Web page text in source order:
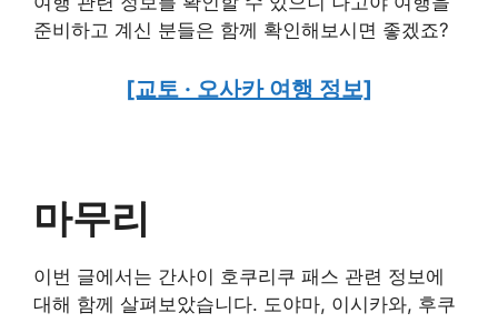
준비하고 계신 분들은 함께 확인해보시면 좋겠죠?
[교토 · 오사카 여행 정보]
마무리
이번 글에서는 간사이 호쿠리쿠 패스 관련 정보에
대해 함께 살펴보았습니다. 도야마, 이시카와, 후쿠